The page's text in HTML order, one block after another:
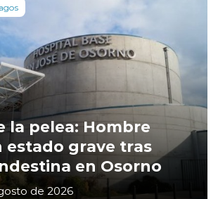
la pelea: Hombre
estado grave tras
en Osorno
de 2026